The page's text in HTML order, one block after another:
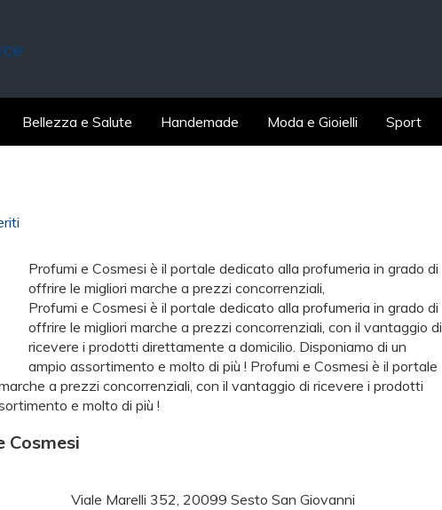
Bellezza e Salute Handemade Moda e Gioielli Sport
Profumi e Cosmesi è il portale dedicato alla profumeria in grado di
offrire le migliori marche a prezzi concorrenziali,
Profumi e Cosmesi è il portale dedicato alla profumeria in grado di
offrire le migliori marche a prezzi concorrenziali, con il vantaggio di
ricevere i prodotti direttamente a domicilio. Disponiamo di un
ampio assortimento e molto di più ! Profumi e Cosmesi è il portale
a prezzi concorrenziali, con il vantaggio di ricevere i prodotti
e molto di più !
Viale Marelli 352, 20099 Sesto San Giovanni